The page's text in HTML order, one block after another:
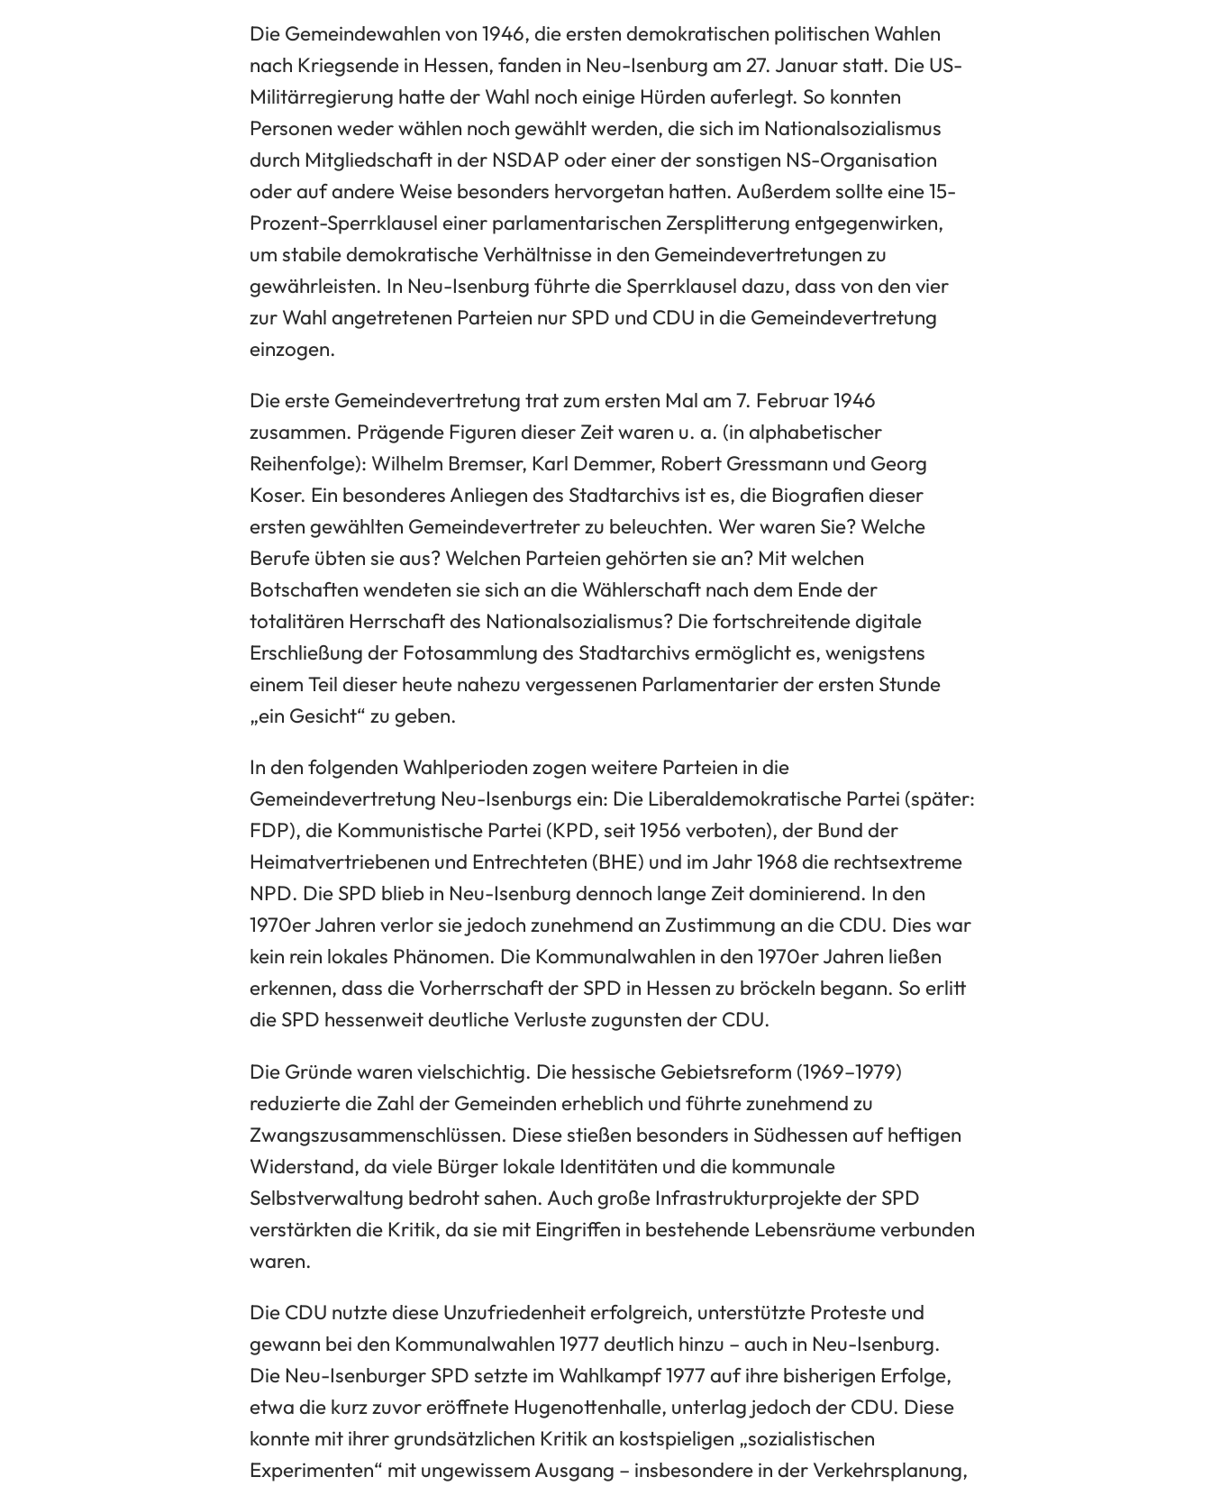
Die Gemeindewahlen von 1946, die ersten demokratischen politischen Wahlen
nach Kriegsende in Hessen, fanden in Neu-Isenburg am 27. Januar statt. Die US-
Militärregierung hatte der Wahl noch einige Hürden auferlegt. So konnten
Personen weder wählen noch gewählt werden, die sich im Nationalsozialismus
durch Mitgliedschaft in der NSDAP oder einer der sonstigen NS-Organisation
oder auf andere Weise besonders hervorgetan hatten. Außerdem sollte eine 15-
Prozent-Sperrklausel einer parlamentarischen Zersplitterung entgegenwirken,
um stabile demokratische Verhältnisse in den Gemeindevertretungen zu
gewährleisten. In Neu-Isenburg führte die Sperrklausel dazu, dass von den vier
zur Wahl angetretenen Parteien nur SPD und CDU in die Gemeindevertretung
einzogen.
Die erste Gemeindevertretung trat zum ersten Mal am 7. Februar 1946
zusammen. Prägende Figuren dieser Zeit waren u. a. (in alphabetischer
Reihenfolge): Wilhelm Bremser, Karl Demmer, Robert Gressmann und Georg
Koser. Ein besonderes Anliegen des Stadtarchivs ist es, die Biografien dieser
ersten gewählten Gemeindevertreter zu beleuchten. Wer waren Sie? Welche
Berufe übten sie aus? Welchen Parteien gehörten sie an? Mit welchen
Botschaften wendeten sie sich an die Wählerschaft nach dem Ende der
totalitären Herrschaft des Nationalsozialismus? Die fortschreitende digitale
Erschließung der Fotosammlung des Stadtarchivs ermöglicht es, wenigstens
einem Teil dieser heute nahezu vergessenen Parlamentarier der ersten Stunde
„ein Gesicht“ zu geben.
In den folgenden Wahlperioden zogen weitere Parteien in die
Gemeindevertretung Neu-Isenburgs ein: Die Liberaldemokratische Partei (später:
FDP), die Kommunistische Partei (KPD, seit 1956 verboten), der Bund der
Heimatvertriebenen und Entrechteten (BHE) und im Jahr 1968 die rechtsextreme
NPD. Die SPD blieb in Neu-Isenburg dennoch lange Zeit dominierend. In den
1970er Jahren verlor sie jedoch zunehmend an Zustimmung an die CDU. Dies war
kein rein lokales Phänomen. Die Kommunalwahlen in den 1970er Jahren ließen
erkennen, dass die Vorherrschaft der SPD in Hessen zu bröckeln begann. So erlitt
die SPD hessenweit deutliche Verluste zugunsten der CDU.
Die Gründe waren vielschichtig. Die hessische Gebietsreform (1969–1979)
reduzierte die Zahl der Gemeinden erheblich und führte zunehmend zu
Zwangszusammenschlüssen. Diese stießen besonders in Südhessen auf heftigen
Widerstand, da viele Bürger lokale Identitäten und die kommunale
Selbstverwaltung bedroht sahen. Auch große Infrastrukturprojekte der SPD
verstärkten die Kritik, da sie mit Eingriffen in bestehende Lebensräume verbunden
waren.
Die CDU nutzte diese Unzufriedenheit erfolgreich, unterstützte Proteste und
gewann bei den Kommunalwahlen 1977 deutlich hinzu – auch in Neu-Isenburg.
Die Neu-Isenburger SPD setzte im Wahlkampf 1977 auf ihre bisherigen Erfolge,
etwa die kurz zuvor eröffnete Hugenottenhalle, unterlag jedoch der CDU. Diese
konnte mit ihrer grundsätzlichen Kritik an kostspieligen „sozialistischen
Experimenten“ mit ungewissem Ausgang – insbesondere in der Verkehrsplanung,